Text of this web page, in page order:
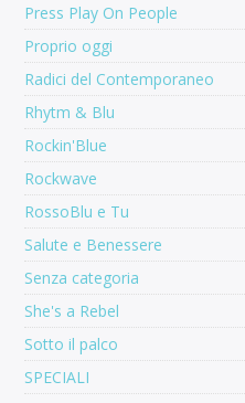
Press Play On People
Proprio oggi
Radici del Contemporaneo
Rhytm & Blu
Rockin'Blue
Rockwave
RossoBlu e Tu
Salute e Benessere
Senza categoria
She's a Rebel
Sotto il palco
SPECIALI